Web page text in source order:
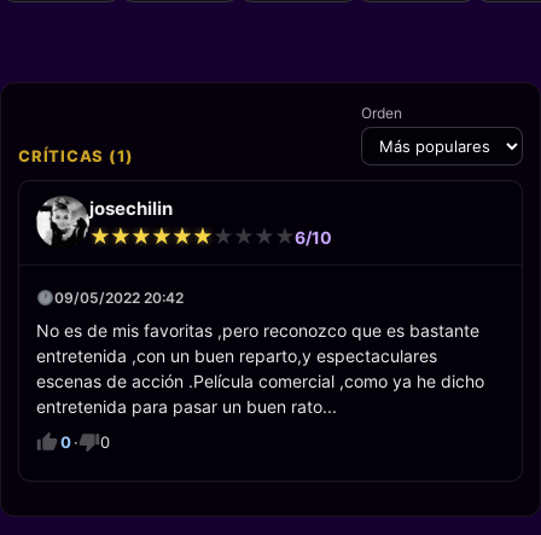
CRÍTICAS (1)
Orden
josechilin
★
★★
★★
★★
★★
★★
★★
★★
★★
★★
★6/10
09/05/2022 20:42
No es de mis favoritas ,pero reconozco que es bastante
entretenida ,con un buen reparto,y espectaculares
escenas de acción .Película comercial ,como ya he dicho
entretenida para pasar un buen rato...
0· 0